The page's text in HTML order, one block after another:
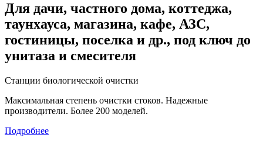
Для дачи, частного дома, коттеджа,
таунхауса, магазина, кафе, АЗС,
гостиницы, поселка и др., под ключ до
унитаза и смесителя
Станции биологической очистки
Максимальная степень очистки стоков. Надежные
производители. Более 200 моделей.
Подробнее